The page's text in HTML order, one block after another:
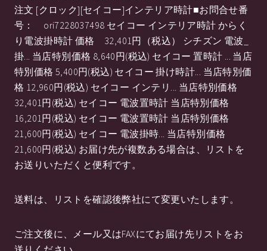
注文 [クロック][セイコー]インテリア時計■お問合せ番
号： ori7228037498 セイコー インテリア時計 からく
り電波掛時計 価格 32,401円（税込） シチズン 電波_
掛... 当店特別価格 8,640円(税込) セイコー 置時計 ... 当店
特別価格 5,400円(税込) セイコー 掛け時計... 当店特別価
格 12,960円(税込) セイコー インテリ... 当店特別価格
32,401円(税込) セイコー 電波置時計 当店特別価格
16,201円(税込) セイコー 電波置時計 当店特別価格
21,600円(税込) セイコー 電波掛時... 当店特別価格
21,600円(税込) お届け先が複数ある場合は、リストを
お送りいただくと便利です。
送料は、リストを確認後弊社にて変更いたします。
ご注文後に、メール又はFAXにてお届け先リストをお